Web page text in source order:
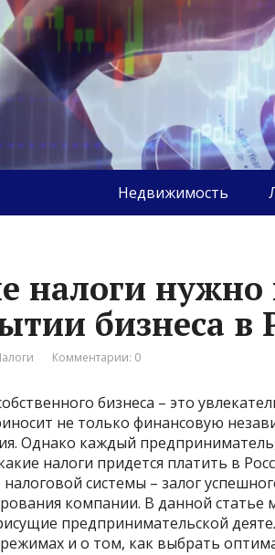
Недвижимость
налоги нужно
бизнеса в
Комментарии: 0
бизнеса – это
не только финансовую
Однако каждый
налоги придется платить в
системы – залог
компании. В данной
предпринимательской
и о том, как выбрать